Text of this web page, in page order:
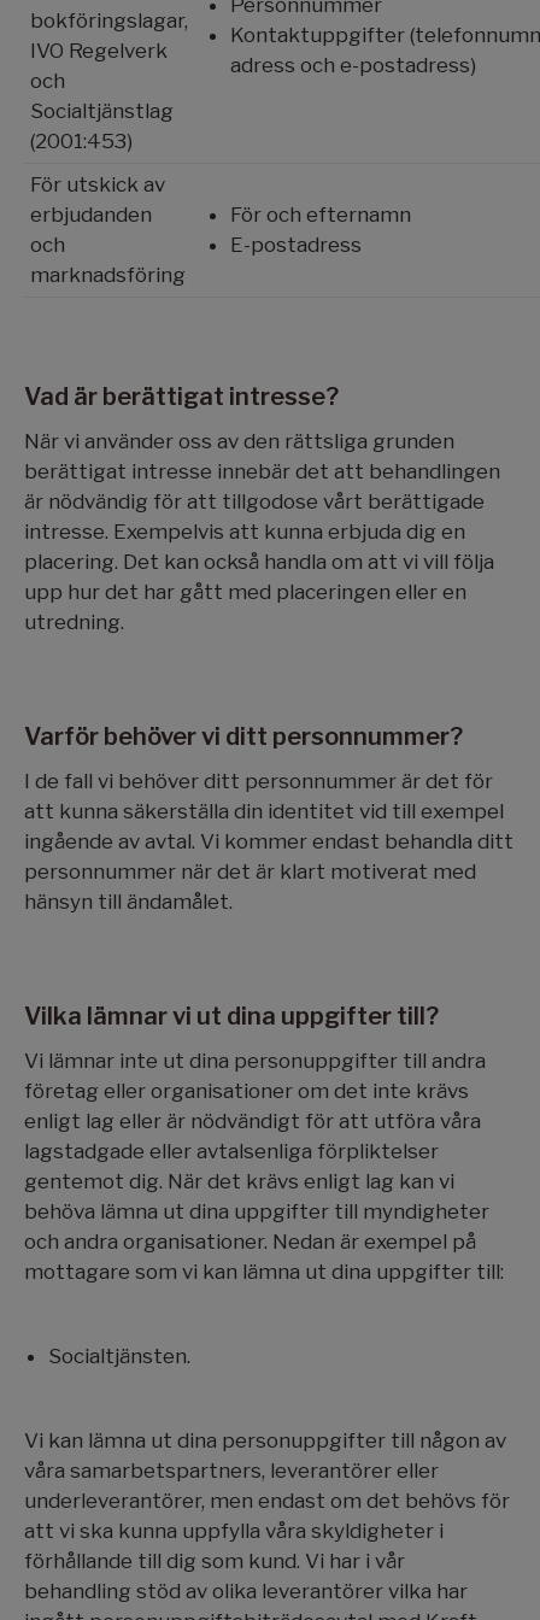
bokföringslagar,
IVO Regelverk
och
Socialtjänstlag
(2001:453)
Personnummer
Kontaktuppgifter
adress och e-postadress)
För utskick av
erbjudanden
och
marknadsföring
För och efternamn
E-postadress
Vad är berättigat intresse?
När vi använder oss av den rättsliga grunden
berättigat intresse innebär det att behandlingen
är nödvändig för att tillgodose vårt berättigade
intresse. Exempelvis att kunna erbjuda dig en
placering. Det kan också handla om att vi vill följa
upp hur det har gått med placeringen eller en
utredning.
Varför behöver vi ditt personnummer?
I de fall vi behöver ditt personnummer är det för
att kunna säkerställa din identitet vid till exempel
ingående av avtal. Vi kommer endast behandla ditt
personnummer när det är klart motiverat med
hänsyn till ändamålet.
Vilka lämnar vi ut dina uppgifter till?
Vi lämnar inte ut dina personuppgifter till andra
företag eller organisationer om det inte krävs
enligt lag eller är nödvändigt för att utföra våra
lagstadgade eller avtalsenliga förpliktelser
gentemot dig. När det krävs enligt lag kan vi
behöva lämna ut dina uppgifter till myndigheter
och andra organisationer. Nedan är exempel på
mottagare som vi kan lämna ut dina uppgifter till:
Socialtjänsten.
Vi kan lämna ut dina personuppgifter till någon av
våra samarbetspartners, leverantörer eller
underleverantörer, men endast om det behövs för
att vi ska kunna uppfylla våra skyldigheter i
förhållande till dig som kund. Vi har i vår
behandling stöd av olika leverantörer vilka har